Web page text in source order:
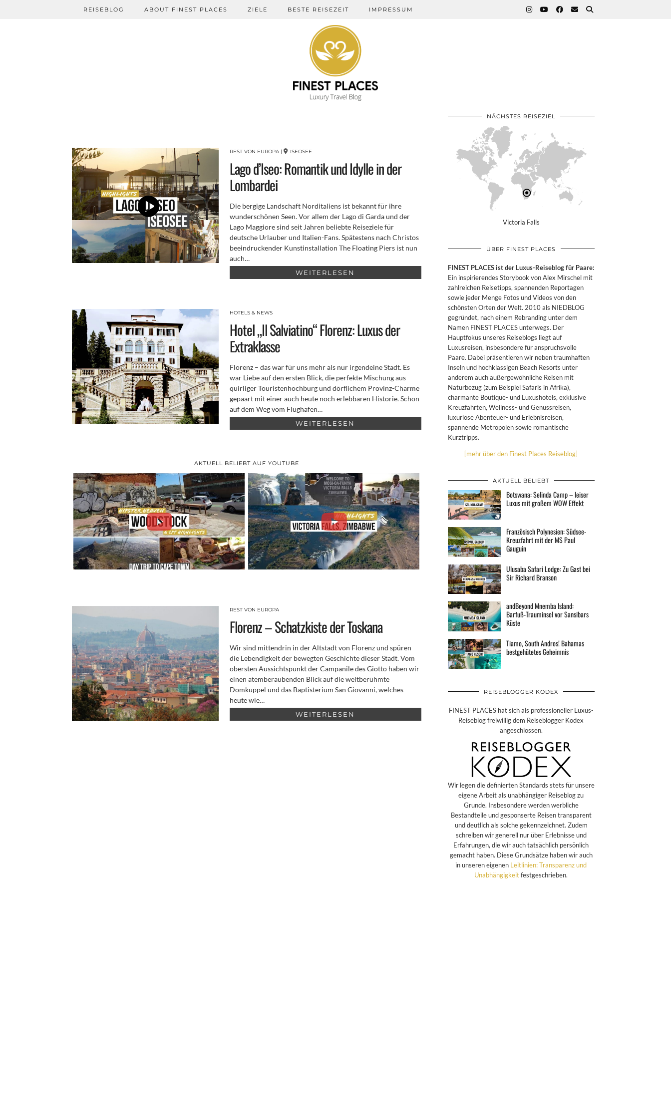
REISEBLOG ABOUT FINEST PLACES ZIELE BESTE REISEZEIT IMPRESSUM
REST VON EUROPA| ISEOSEE
Lago d’Iseo: Romantik und Idylle in der
Lombardei
Die bergige Landschaft Norditaliens ist bekannt für ihre
wunderschönen Seen. Vor allem der Lago di Garda und der
Lago Maggiore sind seit Jahren beliebte Reiseziele für
deutsche Urlauber und Italien-Fans. Spätestens nach Christos
beeindruckender Kunstinstallation The Floating Piers ist nun
auch…
WEITERLESEN
HOTELS & NEWS
Hotel „Il Salviatino“ Florenz: Luxus der
Extraklasse
Florenz – das war für uns mehr als nur irgendeine Stadt. Es
war Liebe auf den ersten Blick, die perfekte Mischung aus
quirliger Touristenhochburg und dörflichem Provinz-Charme
gepaart mit einer auch heute noch erlebbaren Historie. Schon
auf dem Weg vom Flughafen…
WEITERLESEN
AKTUELL BELIEBT AUF YOUTUBE
REST VON EUROPA
Florenz – Schatzkiste der Toskana
Wir sind mittendrin in der Altstadt von Florenz und spüren
die Lebendigkeit der bewegten Geschichte dieser Stadt. Vom
obersten Aussichtspunkt der Campanile des Giotto haben wir
einen atemberaubenden Blick auf die weltberühmte
Domkuppel und das Baptisterium San Giovanni, welches
heute wie…
WEITERLESEN
NÄCHSTES REISEZIEL
Victoria Falls
ÜBER FINEST PLACES
FINEST PLACES ist der Luxus-Reiseblog für Paare:
Ein inspirierendes Storybook von Alex Mirschel mit
zahlreichen Reisetipps, spannenden Reportagen
sowie jeder Menge Fotos und Videos von den
schönsten Orten der Welt. 2010 als NIEDBLOG
gegründet, nach einem Rebranding unter dem
Namen FINEST PLACES unterwegs. Der
Hauptfokus unseres Reiseblogs liegt auf
Luxusreisen, insbesondere für anspruchsvolle
Paare. Dabei präsentieren wir neben traumhaften
Inseln und hochklassigen Beach Resorts unter
anderem auch außergewöhnliche Reisen mit
Naturbezug (zum Beispiel Safaris in Afrika),
charmante Boutique- und Luxushotels, exklusive
Kreuzfahrten, Wellness- und Genussreisen,
luxuriöse Abenteuer- und Erlebnisreisen,
spannende Metropolen sowie romantische
Kurztripps.
[mehr über den Finest Places Reiseblog]
AKTUELL BELIEBT
Botswana: Selinda Camp – leiser
Luxus mit großem WOW Effekt
Französisch Polynesien: Südsee-
Kreuzfahrt mit der MS Paul
Gauguin
Ulusaba Safari Lodge: Zu Gast bei
Sir Richard Branson
andBeyond Mnemba Island:
Barfuß-Trauminsel vor Sansibars
Küste
Tiamo, South Andros! Bahamas
bestgehütetes Geheimnis
REISEBLOGGER KODEX
FINEST PLACES hat sich als professioneller Luxus-
Reiseblog freiwillig dem Reiseblogger Kodex
angeschlossen.
Wir legen die definierten Standards stets für unsere
eigene Arbeit als unabhängiger Reiseblog zu
Grunde. Insbesondere werden werbliche
Bestandteile und gesponserte Reisen transparent
und deutlich als solche gekennzeichnet. Zudem
schreiben wir generell nur über Erlebnisse und
Erfahrungen, die wir auch tatsächlich persönlich
gemacht haben. Diese Grundsätze haben wir auch
in unseren eigenen Leitlinien: Transparenz und
Unabhängigkeitfestgeschrieben.